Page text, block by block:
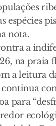
espécies
nota.
a
na praia
a leitura
continua
para